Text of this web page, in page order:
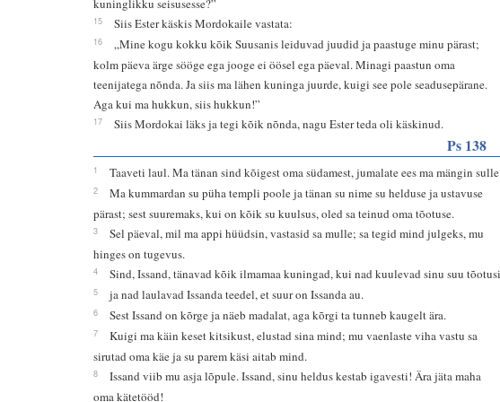
15 Siis Ester käskis Mordokaile vastata:
16
„Mine kogu kokku kõik Suusanis leiduvad juudid ja paastuge minu pärast;
kolm päeva ärge sööge ega jooge ei öösel ega päeval. Minagi paastun oma
teenijatega nõnda. Ja siis ma lähen kuninga juurde, kuigi see pole seadusepärane.
Aga kui ma hukkun, siis hukkun!”
17 Siis Mordokai läks ja tegi kõik nõnda, nagu Ester teda oli käskinud.
Ps 138
1 Taaveti laul. Ma tänan sind kõigest oma südamest, jumalate ees ma mängin
2
Ma kummardan su püha templi poole ja tänan su nime su helduse ja ustavuse
pärast; sest suuremaks, kui on kõik su kuulsus, oled sa teinud oma tõotuse.
3
Sel päeval, mil ma appi hüüdsin, vastasid sa mulle; sa tegid mind julgeks, mu
hinges on tugevus.
4 Sind, Issand, tänavad kõik ilmamaa kuningad, kui nad kuulevad sinu suu
5 ja nad laulavad Issanda teedel, et suur on Issanda au.
6 Sest Issand on kõrge ja näeb madalat, aga kõrgi ta tunneb kaugelt ära.
7
Kuigi ma käin keset kitsikust, elustad sina mind; mu vaenlaste viha vastu sa
sirutad oma käe ja su parem käsi aitab mind.
8
Issand viib mu asja lõpule. Issand, sinu heldus kestab igavesti! Ära jäta maha
oma kätetööd!